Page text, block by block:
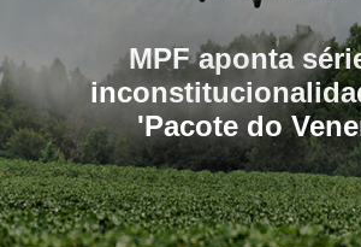
MPF aponta
'Pacote do